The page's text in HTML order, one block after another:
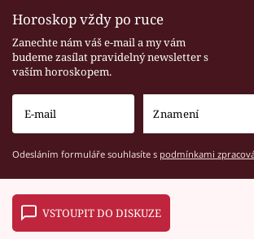
Horoskop vždy po ruce
Zanechte nám váš e-mail a my vám
budeme zasílat pravidelný newsletter s
vaším horoskopem.
Odesláním formuláře souhlasíte s podmínkami
VSTOUPIT DO DISKUZE